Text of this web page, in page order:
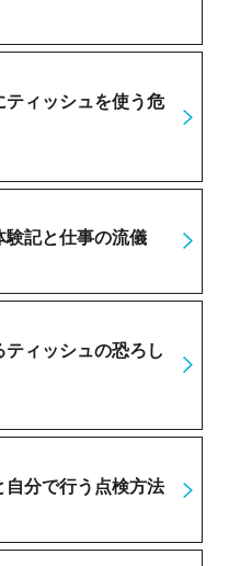
ティッシュを使う危
験記と仕事の流儀
ティッシュの恐ろし
自分で行う点検方法